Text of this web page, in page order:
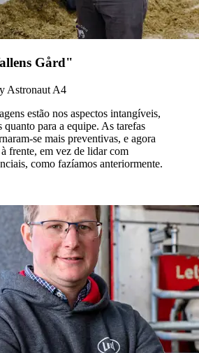
Gård"
Astronaut A4
estão nos aspectos intangíveis,
quanto para a equipe. As tarefas
se mais preventivas, e agora
frente, em vez de lidar com
como fazíamos anteriormente.